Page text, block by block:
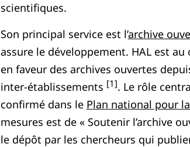
scientifiques.
Son principal service est l’archive
assure le développement. HAL est
en faveur des archives ouvertes
inter-établissements [1]. Le rôle
confirmé dans le Plan national pour
mesures est de « Soutenir l’archive
le dépôt par les chercheurs qui